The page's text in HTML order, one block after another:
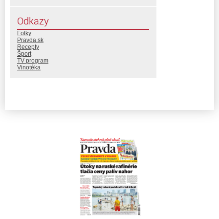
Odkazy
Fotky
Pravda.sk
Recepty
Šport
TV program
Vinotéka